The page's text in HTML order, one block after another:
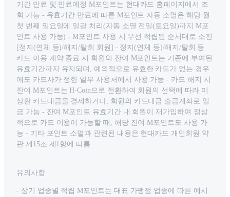
기간 만료 및 만료예정 M포인트는 현대카드 홈페이지에서 조
회 가능 - 유효기간 만료에 따른 M포인트 자동 소멸은 해당 월
첫 번째 일요일에 일괄 처리(자동 소멸 전일(토요일)까지 M포
인트 사용 가능) - M포인트 사용 시 우선 적립된 순서대로 소진
[정지(연체 등)/해지/탈회 회원] - 정지(연체 등)/해지/탈회 등
카드 이용 계약 종료 시 회원의 잔여 M포인트는 기존에 부여된
유효기간까지 유지되며, 예외적으로 유효한 카드가 없는 경우
에도 카드사가 정한 일부 사용처에서 사용 가능 - 카드 해지 시
잔여 M포인트는 H-Coin으로 전환하여 회원의 선택에 따라 미
상환 카드대금을 결제하거나, 회원의 카드대금 출금계좌로 입
금 가능 - 잔여 M포인트 유효기간 내 회원이 재가입하여 정상
적으로 카드 이용이 가능할 때, 해당 잔여 M포인트도 사용 가
능 - 기타 포인트 소멸과 관련된 내용은 현대카드 개인회원 약
관 제15조 제1항에 따름
유의사항
- 상기 업종별 적립 M포인트는 대표 가맹점 업종에 따른 예시